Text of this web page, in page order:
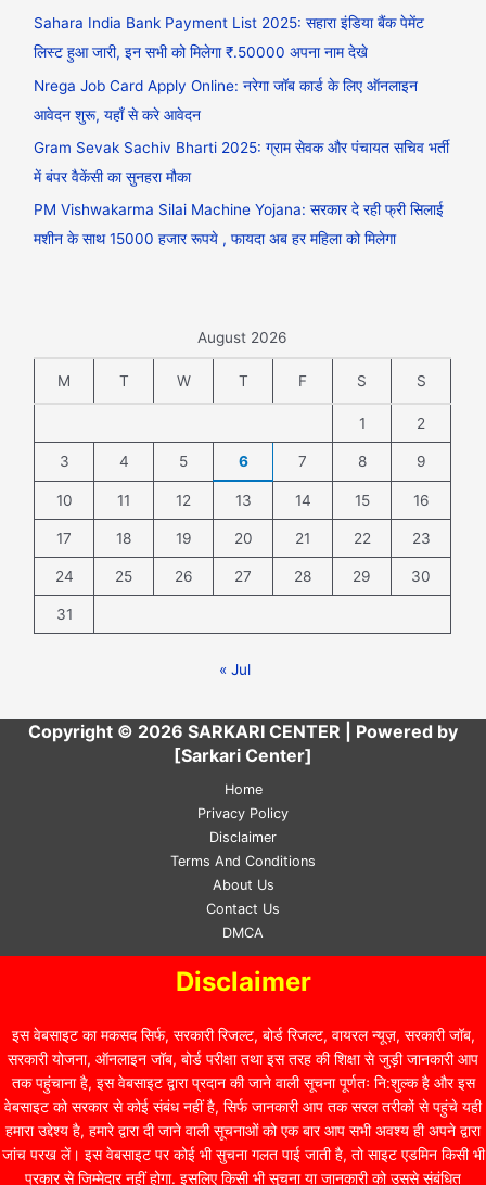
Sahara India Bank Payment List 2025: सहारा इंडिया बैंक पेमेंट
लिस्ट हुआ जारी, इन सभी को मिलेगा ₹.50000 अपना नाम देखे
Nrega Job Card Apply Online: नरेगा जॉब कार्ड के लिए ऑनलाइन
आवेदन शुरू, यहाँ से करे आवेदन
Gram Sevak Sachiv Bharti 2025: ग्राम सेवक और पंचायत सचिव भर्ती
में बंपर वैकेंसी का सुनहरा मौका
PM Vishwakarma Silai Machine Yojana: सरकार दे रही फ्री सिलाई
मशीन के साथ 15000 हजार रूपये , फायदा अब हर महिला को मिलेगा
August 2026
M T W T F S S
1 2
3 4 5 6 7 8 9
10 11 12 13 14 15 16
17 18 19 20 21 22 23
24 25 26 27 28 29 30
31
« Jul
Copyright © 2026 SARKARI CENTER | Powered by
[Sarkari Center]
Home
Privacy Policy
Disclaimer
Terms And Conditions
About Us
Contact Us
DMCA
Disclaimer
इस वेबसाइट का मकसद सिर्फ, सरकारी रिजल्ट, बोर्ड रिजल्ट, वायरल न्यूज़, सरकारी जॉब,
सरकारी योजना, ऑनलाइन जॉब, बोर्ड परीक्षा तथा इस तरह की शिक्षा से जुड़ी जानकारी आप
तक पहुंचाना है, इस वेबसाइट द्वारा प्रदान की जाने वाली सूचना पूर्णतः नि:शुल्क है और इस
वेबसाइट को सरकार से कोई संबंध नहीं है, सिर्फ जानकारी आप तक सरल तरीकों से पहुंचे यही
हमारा उद्देश्य है, हमारे द्वारा दी जाने वाली सूचनाओं को एक बार आप सभी अवश्य ही अपने द्वारा
जांच परख लें। इस वेबसाइट पर कोई भी सुचना गलत पाई जाती है, तो साइट एडमिन किसी भी
प्रकार से जिम्मेदार नहीं होगा. इसलिए किसी भी सुचना या जानकारी को उससे संबंधित